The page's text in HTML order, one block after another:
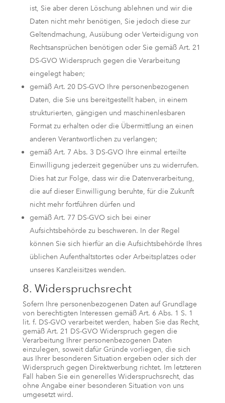
ist, Sie aber deren Löschung ablehnen und wir die
Daten nicht mehr benötigen, Sie jedoch diese zur
Geltendmachung, Ausübung oder Verteidigung von
Rechtsansprüchen benötigen oder Sie gemäß Art. 21
DS-GVO Widerspruch gegen die Verarbeitung
eingelegt haben;
gemäß Art. 20 DS-GVO Ihre personenbezogenen
Daten, die Sie uns bereitgestellt haben, in einem
strukturierten, gängigen und maschinenlesbaren
Format zu erhalten oder die Übermittlung an einen
anderen Verantwortlichen zu verlangen;
gemäß Art. 7 Abs. 3 DS-GVO Ihre einmal erteilte
Einwilligung jederzeit gegenüber uns zu widerrufen.
Dies hat zur Folge, dass wir die Datenverarbeitung,
die auf dieser Einwilligung beruhte, für die Zukunft
nicht mehr fortführen dürfen und
gemäß Art. 77 DS-GVO sich bei einer
Aufsichtsbehörde zu beschweren. In der Regel
können Sie sich hierfür an die Aufsichtsbehörde Ihres
üblichen Aufenthaltstortes oder Arbeitsplatzes oder
unseres Kanzleisitzes wenden.
8. Widerspruchsrecht
Sofern Ihre personenbezogenen Daten auf Grundlage
von berechtigten Interessen gemäß Art. 6 Abs. 1 S. 1
lit. f. DS-GVO verarbeitet werden, haben Sie das Recht,
gemäß Art. 21 DS-GVO Widerspruch gegen die
Verarbeitung Ihrer personenbezogenen Daten
einzulegen, soweit dafür Gründe vorliegen, die sich
aus Ihrer besonderen Situation ergeben oder sich der
Widerspruch gegen Direktwerbung richtet. Im letzteren
Fall haben Sie ein generelles Widerspruchsrecht, das
ohne Angabe einer besonderen Situation von uns
umgesetzt wird.